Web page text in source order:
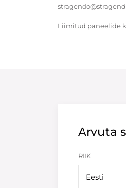
Liimitud paneelide
Arvuta
RIIK
Eesti